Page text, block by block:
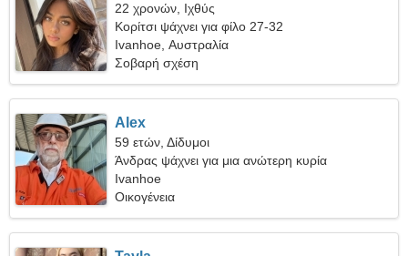
22 χρονών, Ιχθύς
Κορίτσι ψάχνει για φίλο 27-32
Ivanhoe, Αυστραλία
Σοβαρή σχέση
Alex
59 ετών, Δίδυμοι
Άνδρας ψάχνει για μια ανώτερη κυρία
Ivanhoe
Οικογένεια